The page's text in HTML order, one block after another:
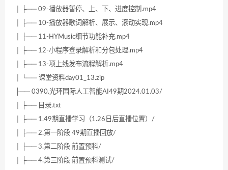
│ ├── 09-播放器暂停、上、下、进度控制.mp4
│ ├── 10-播放器歌词解析、展示、滚动实现.mp4
│ ├── 11-HYMusic细节功能补充.mp4
│ ├── 12-小程序登录解析和分包处理.mp4
│ ├── 13-项上线发布流程解析.mp4
│ └── 课堂资料day01_13.zip
├── 0390.光环国际人工智能AI49期2024.01.03/
│ ├── 目录.txt
│ ├── 1.49期直播学习（1.26日后直播位置）/
│ ├── 2.第一阶段 49期直播回放/
│ ├── 3.第二阶段 前置预科/
│ ├── 4.第三阶段 前置预科测试/